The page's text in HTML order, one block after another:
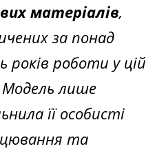
матеріалів,
за понад
років роботи у цій
Модель лише
її особисті
та